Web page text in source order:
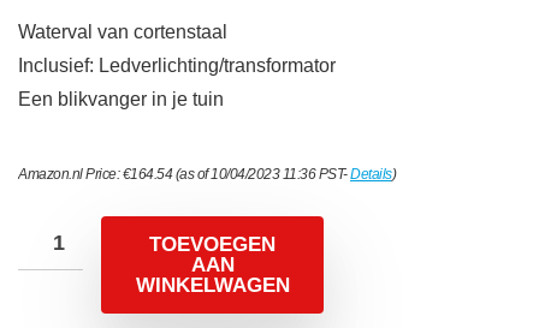
Waterval van cortenstaal
Inclusief: Ledverlichting/transformator
Een blikvanger in je tuin
Amazon.nl Price:€164.54(as of 10/04/2023 11:36 PST-Details)
TOEVOEGEN
AAN
WINKELWAGEN